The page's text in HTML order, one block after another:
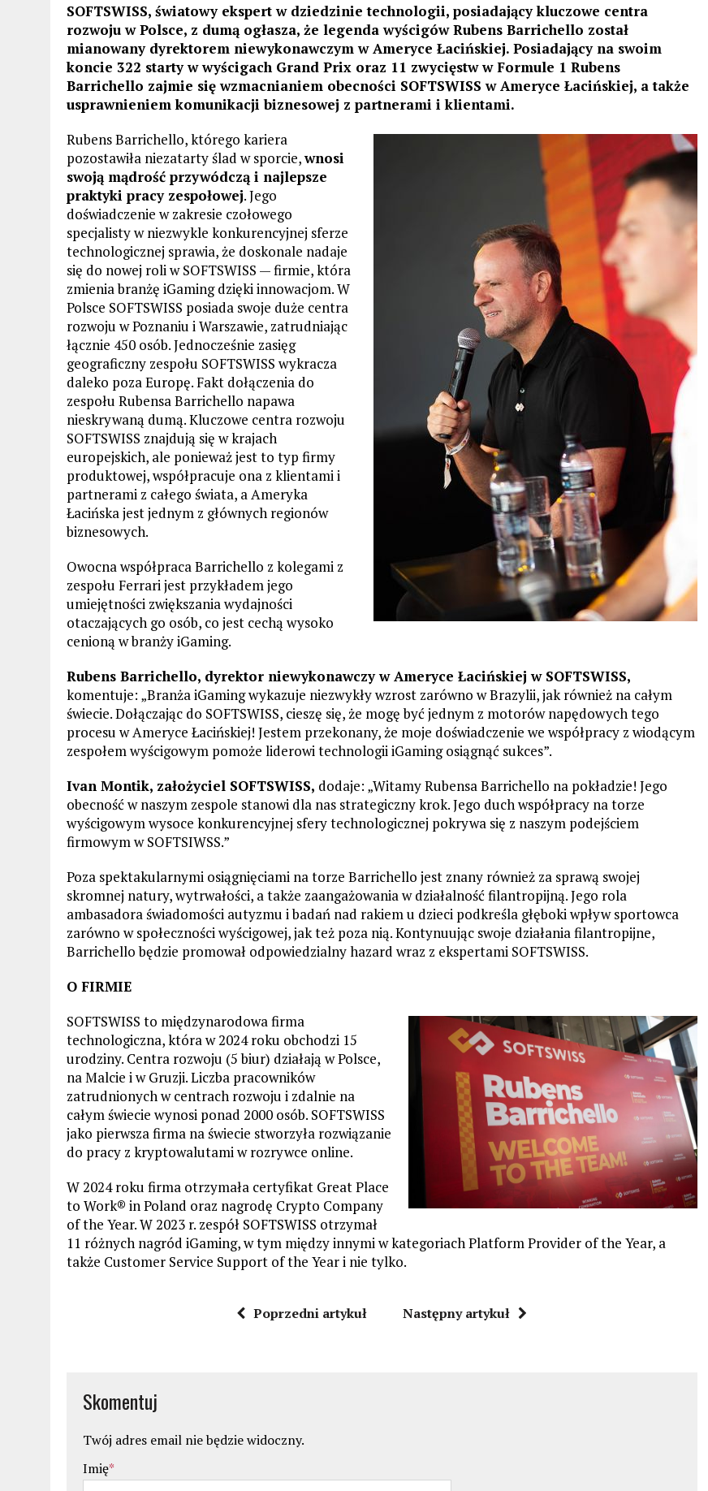
SOFTSWISS, światowy ekspert w dziedzinie technologii, posiadający kluczowe centra
rozwoju w Polsce, z dumą ogłasza, że legenda wyścigów Rubens Barrichello został
mianowany dyrektorem niewykonawczym w Ameryce Łacińskiej. Posiadający na swoim
koncie 322 starty w wyścigach Grand Prix oraz 11 zwycięstw w Formule 1 Rubens
Barrichello zajmie się wzmacnianiem obecności SOFTSWISS w Ameryce Łacińskiej, a także
usprawnieniem komunikacji biznesowej z partnerami i klientami.
Rubens Barrichello, którego kariera
pozostawiła niezatarty ślad w sporcie,wnosi
swoją mądrość przywódczą i najlepsze
praktyki pracy zespołowej. Jego
doświadczenie w zakresie czołowego
specjalisty w niezwykle konkurencyjnej sferze
technologicznej sprawia, że doskonale nadaje
się do nowej roli w SOFTSWISS — firmie, która
zmienia branżę iGaming dzięki innowacjom. W
Polsce SOFTSWISS posiada swoje duże centra
rozwoju w Poznaniu i Warszawie, zatrudniając
łącznie 450 osób. Jednocześnie zasięg
geograficzny zespołu SOFTSWISS wykracza
daleko poza Europę. Fakt dołączenia do
zespołu Rubensa Barrichello napawa
nieskrywaną dumą. Kluczowe centra rozwoju
SOFTSWISS znajdują się w krajach
europejskich, ale ponieważ jest to typ firmy
produktowej, współpracuje ona z klientami i
partnerami z całego świata, a Ameryka
Łacińska jest jednym z głównych regionów
biznesowych.
Owocna współpraca Barrichello z kolegami z
zespołu Ferrari jest przykładem jego
umiejętności zwiększania wydajności
otaczających go osób, co jest cechą wysoko
cenioną w branży iGaming.
Rubens Barrichello, dyrektor niewykonawczy w Ameryce Łacińskiej w SOFTSWISS,
komentuje: „Branża iGaming wykazuje niezwykły wzrost zarówno w Brazylii, jak również na całym
świecie. Dołączając do SOFTSWISS, cieszę się, że mogę być jednym z motorów napędowych tego
procesu w Ameryce Łacińskiej! Jestem przekonany, że moje doświadczenie we współpracy z wiodącym
zespołem wyścigowym pomoże liderowi technologii iGaming osiągnąć sukces”.
Ivan Montik, założyciel SOFTSWISS, dodaje: „Witamy Rubensa Barrichello na pokładzie! Jego
obecność w naszym zespole stanowi dla nas strategiczny krok. Jego duch współpracy na torze
wyścigowym wysoce konkurencyjnej sfery technologicznej pokrywa się z naszym podejściem
firmowym w SOFTSIWSS.”
Poza spektakularnymi osiągnięciami na torze Barrichello jest znany również za sprawą swojej
skromnej natury, wytrwałości, a także zaangażowania w działalność filantropijną. Jego rola
ambasadora świadomości autyzmu i badań nad rakiem u dzieci podkreśla głęboki wpływ sportowca
zarówno w społeczności wyścigowej, jak też poza nią. Kontynuując swoje działania filantropijne,
Barrichello będzie promował odpowiedzialny hazard wraz z ekspertami SOFTSWISS.
O FIRMIE
SOFTSWISS to międzynarodowa firma
technologiczna, która w 2024 roku obchodzi 15
urodziny. Centra rozwoju (5 biur) działają w Polsce,
na Malcie i w Gruzji. Liczba pracowników
zatrudnionych w centrach rozwoju i zdalnie na
całym świecie wynosi ponad 2000 osób. SOFTSWISS
jako pierwsza firma na świecie stworzyła rozwiązanie
do pracy z kryptowalutami w rozrywce online.
W 2024 roku firma otrzymała certyfikat Great Place
to Work® in Poland oraz nagrodę Crypto Company
of the Year. W 2023 r. zespół SOFTSWISS otrzymał
11 różnych nagród iGaming, w tym między innymi w kategoriach Platform Provider of the Year, a
także Customer Service Support of the Year i nie tylko.
Poprzedni artykuł Następny artykuł
Skomentuj
Twój adres email nie będzie widoczny.
Imię*